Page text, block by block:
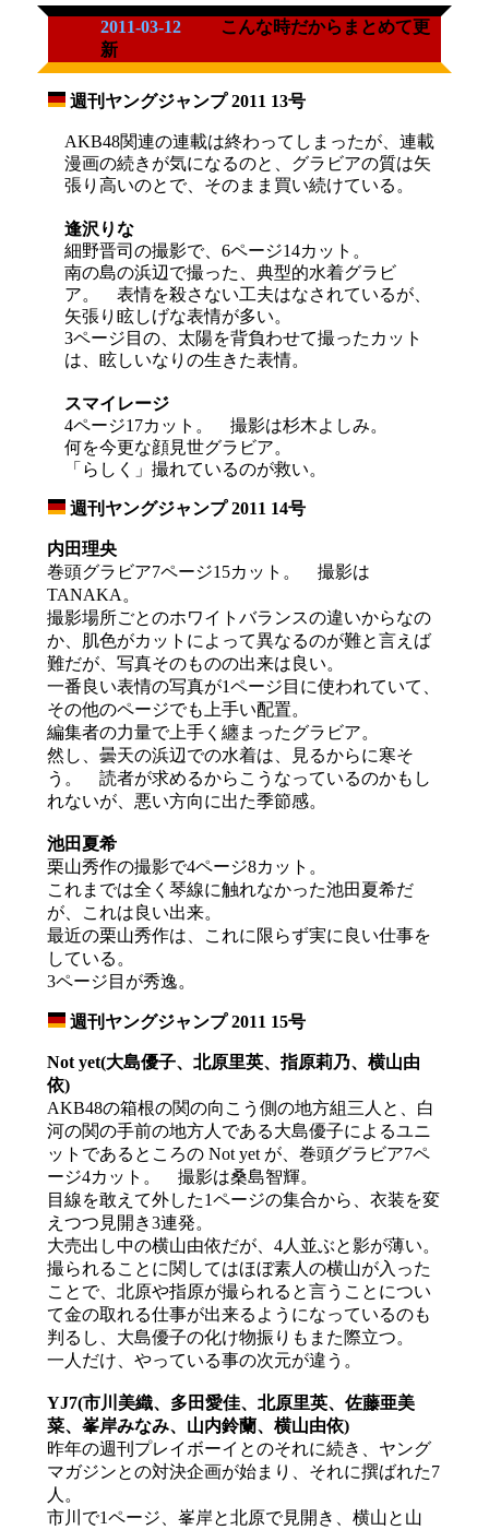
2011-03-12
こんな時だからまとめて更
新
週刊ヤングジャンプ 2011 13号
AKB48関連の連載は終わってしまったが、連載
漫画の続きが気になるのと、グラビアの質は矢
張り高いのとで、そのまま買い続けている。
逢沢りな
細野晋司の撮影で、6ページ14カット。
南の島の浜辺で撮った、典型的水着グラビ
ア。 表情を殺さない工夫はなされているが、
矢張り眩しげな表情が多い。
3ページ目の、太陽を背負わせて撮ったカット
は、眩しいなりの生きた表情。
スマイレージ
4ページ17カット。 撮影は杉木よしみ。
何を今更な顔見世グラビア。
「らしく」撮れているのが救い。
週刊ヤングジャンプ 2011 14号
内田理央
巻頭グラビア7ページ15カット。 撮影は
TANAKA。
撮影場所ごとのホワイトバランスの違いからなの
か、肌色がカットによって異なるのが難と言えば
難だが、写真そのものの出来は良い。
一番良い表情の写真が1ページ目に使われていて、
その他のページでも上手い配置。
編集者の力量で上手く纏まったグラビア。
然し、曇天の浜辺での水着は、見るからに寒そ
う。 読者が求めるからこうなっているのかもし
れないが、悪い方向に出た季節感。
池田夏希
栗山秀作の撮影で4ページ8カット。
これまでは全く琴線に触れなかった池田夏希だ
が、これは良い出来。
最近の栗山秀作は、これに限らず実に良い仕事を
している。
3ページ目が秀逸。
週刊ヤングジャンプ 2011 15号
Not yet(大島優子、北原里英、指原莉乃、横山由
依)
AKB48の箱根の関の向こう側の地方組三人と、白
河の関の手前の地方人である大島優子によるユニ
ットであるところの Not yet が、巻頭グラビア7ペ
ージ4カット。 撮影は桑島智輝。
目線を敢えて外した1ページの集合から、衣装を変
えつつ見開き3連発。
大売出し中の横山由依だが、4人並ぶと影が薄い。
撮られることに関してはほぼ素人の横山が入った
ことで、北原や指原が撮られると言うことについ
て金の取れる仕事が出来るようになっているのも
判るし、大島優子の化け物振りもまた際立つ。
一人だけ、やっている事の次元が違う。
YJ7(市川美織、多田愛佳、北原里英、佐藤亜美
菜、峯岸みなみ、山内鈴蘭、横山由依)
昨年の週刊プレイボーイとのそれに続き、ヤング
マガジンとの対決企画が始まり、それに撰ばれた7
人。
市川で1ページ、峯岸と北原で見開き、横山と山